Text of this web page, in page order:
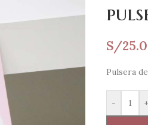
S/
Pulsera
- +